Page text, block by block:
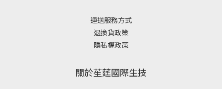
運送服務方式
退換貨政策
隱私權政策
關於苼莛國際生技